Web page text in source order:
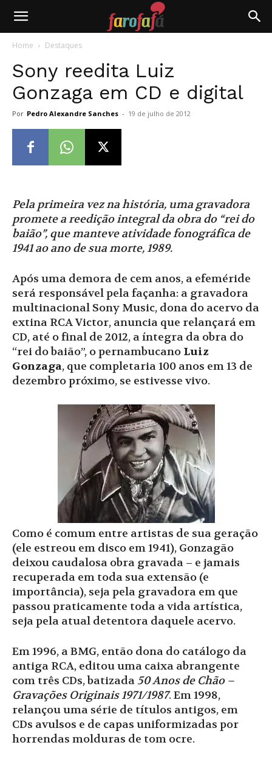
Farofafá
Home Destaques
Sony reedita Luiz
Gonzaga em CD e digital
Por Pedro Alexandre Sanches - 19 de julho de 2012
Pela primeira vez na história, uma gravadora
promete a reedição integral da obra do “rei do
baião”, que manteve atividade fonográfica de
1941 ao ano de sua morte, 1989.
Após uma demora de cem anos, a efeméride
será responsável pela façanha: a gravadora
multinacional Sony Music, dona do acervo da
extina RCA Victor, anuncia que relançará em
CD, até o final de 2012, a íntegra da obra do
“rei do baião”, o pernambucano Luiz
Gonzaga, que completaria 100 anos em 13 de
dezembro próximo, se estivesse vivo.
Como é comum entre artistas de sua geração
(ele estreou em disco em 1941), Gonzagão
deixou caudalosa obra gravada – e jamais
recuperada em toda sua extensão (e
importância), seja pela gravadora em que
passou praticamente toda a vida artística,
seja pela atual detentora daquele acervo.
Em 1996, a BMG, então dona do catálogo da
antiga RCA, editou uma caixa abrangente
com três CDs, batizada50 Anos de Chão –
Gravações Originais 1971/1987. Em 1998,
relançou uma série de títulos antigos, em
CDs avulsos e de capas uniformizadas por
horrendas molduras de tom ocre.